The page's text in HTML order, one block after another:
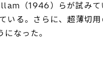
（1946）らが試みて
る。さらに、超薄切
なった。